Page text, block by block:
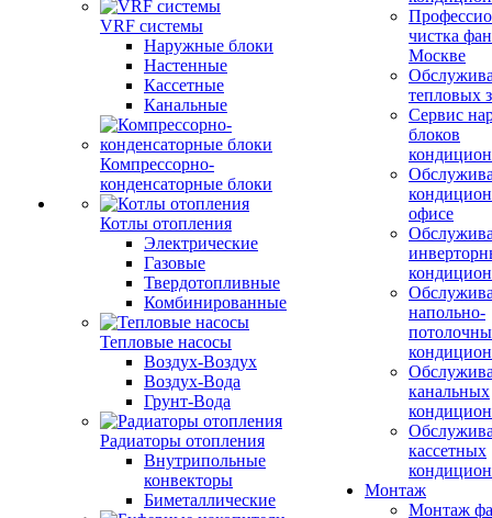
VRF системы
Наружные блоки
Настенные
Кассетные
Канальные
Компрессорно-
конденсаторные блоки
Котлы отопления
Электрические
Газовые
Твердотопливные
Комбинированные
Тепловые насосы
Воздух-Воздух
Воздух-Вода
Грунт-Вода
Радиаторы отопления
Внутрипольные
конвекторы
Биметаллические
чистка
Москве
тепловых
Сервис
блоков
офисе
напольно-
канальных
кассетных
Монтаж
Монтаж